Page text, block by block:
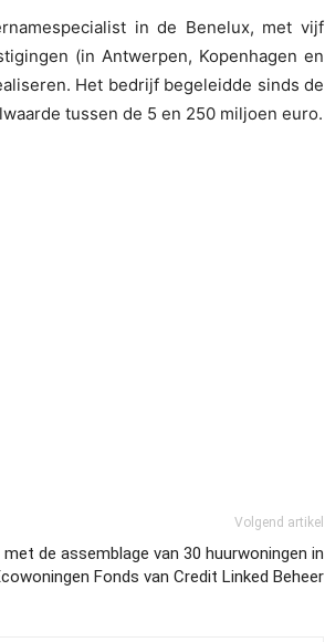
in de Benelux, met vijf
(in Antwerpen, Kopenhagen en
Het bedrijf begeleidde sinds de
tussen de 5 en 250 miljoen euro.
Volgend artikel
de assemblage van 30 huurwoningen in
Fonds van Credit Linked Beheer